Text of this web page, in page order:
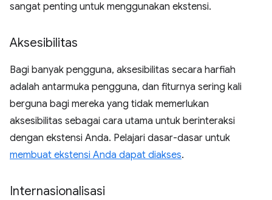
sangat penting untuk menggunakan ekstensi.
Aksesibilitas
Bagi banyak pengguna, aksesibilitas secara harfiah
adalah antarmuka pengguna, dan fiturnya sering kali
berguna bagi mereka yang tidak memerlukan
aksesibilitas sebagai cara utama untuk berinteraksi
dengan ekstensi Anda. Pelajari dasar-dasar untuk
membuat ekstensi Anda dapat diakses.
Internasionalisasi